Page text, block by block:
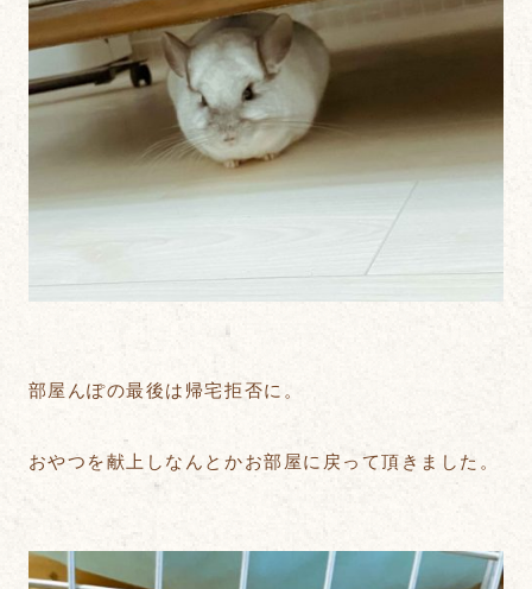
部屋んぽの最後は帰宅拒否に。
おやつを献上しなんとかお部屋に戻って頂きました。